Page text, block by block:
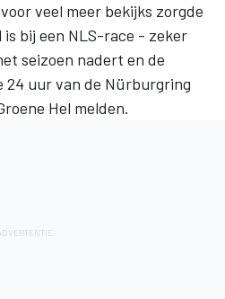
veel meer bekijks zorgde
bij een NLS-race - zeker
seizoen nadert en de
24 uur van de Nürburgring
Hel melden.